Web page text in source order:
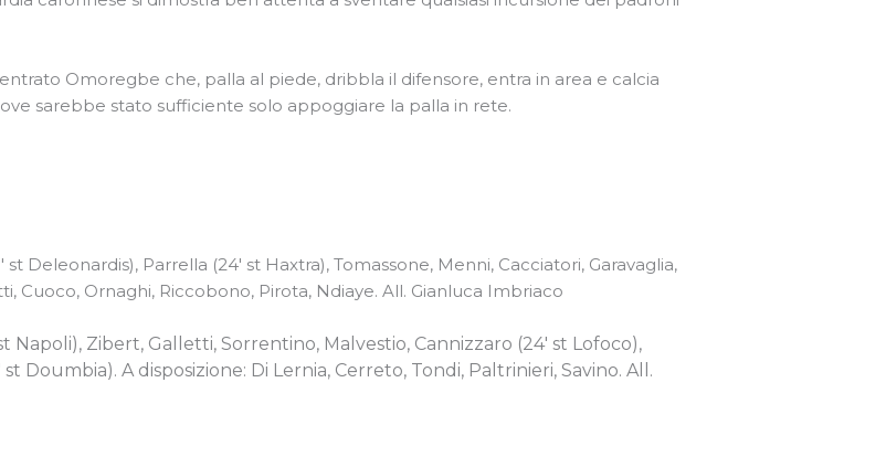
Omoregbe che, palla al piede, dribbla il difensore, entra in area e calcia
sarebbe stato sufficiente solo appoggiare la palla in rete.
Deleonardis), Parrella (24′ st Haxtra), Tomassone, Menni, Cacciatori, Garavaglia,
Cuoco, Ornaghi, Riccobono, Pirota, Ndiaye. All. Gianluca Imbriaco
Napoli), Zibert, Galletti, Sorrentino, Malvestio, Cannizzaro (24′ st Lofoco),
Doumbia). A disposizione: Di Lernia, Cerreto, Tondi, Paltrinieri, Savino. All.